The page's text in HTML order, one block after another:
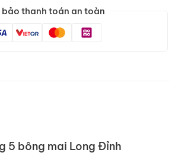
thanh toán an toàn
5 bông mai Long Đỉnh